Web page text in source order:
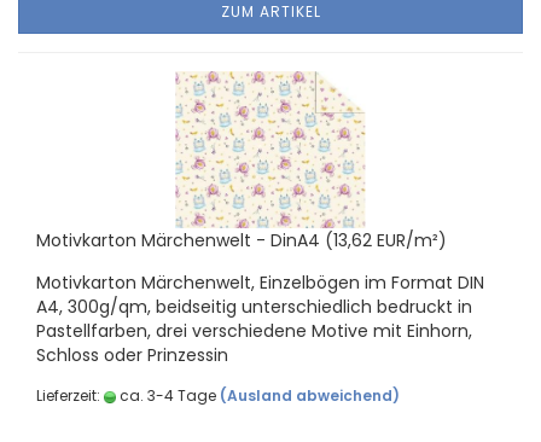
ZUM ARTIKEL
Mo­tiv­kar­ton Mär­chen­welt - DinA4 (13,62 EUR/m²)
Mo­tiv­kar­ton Mär­chen­welt, Ein­zel­bö­gen im For­mat DIN
A4, 300g/qm, beid­sei­tig un­ter­schied­lich be­druckt in
Pas­tell­far­ben, drei ver­schie­de­ne Mo­ti­ve mit Ein­horn,
Schloss oder Prin­zes­sin
Lieferzeit: ca. 3-4 Tage (Ausland abweichend)